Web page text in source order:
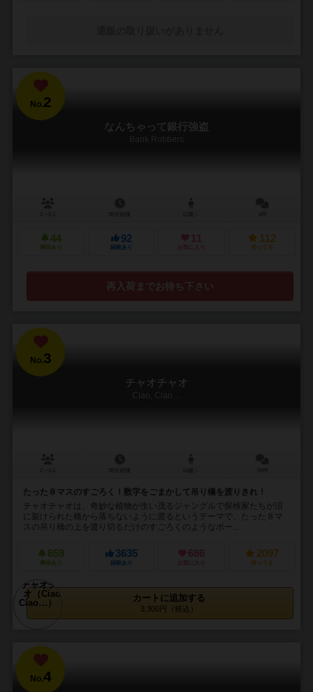
No.2
なんちゃって銀行強盗
Bank Robbers
44
興味あり
92
経験あり
11
お気に入り
112
持ってる
再入荷までお待ち下さい
No.3
チャオチャオ
Ciao, Ciao…
たった８マスのすごろく！数字をごまかして吊り橋を渡りきれ！
チャオチャオは、奇妙な植物が生い茂るジャングルで探検家たちが沼
に架けられた橋から落ちないように渡るというテーマで、たった８マ
スの吊り橋の上を渡り切るだけのすごろくのようなボー...
659
興味あり
3635
経験あり
686
お気に入り
2097
持ってる
カートに追加する
3,300円（税込）
No.4